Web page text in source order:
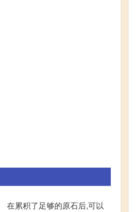
在累积了足够的原石后,可以